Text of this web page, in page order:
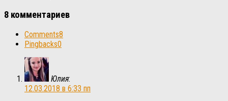
8 комментариев
Comments8
Pingbacks0
Юлия:
12.03.2018 в 6:33 пп